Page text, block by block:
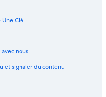
Une Clé
nous
et signaler du contenu